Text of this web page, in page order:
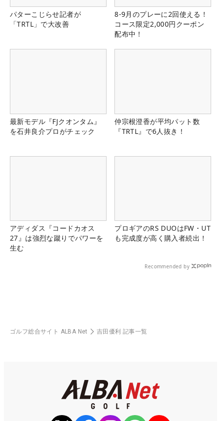
パターこじらせ記者が
「TRTL」で大改善
8-9月のプレーに2回使える！
コース限定2,000円クーポン
配布中！
最新モデル『FJクオンタム』
を石井良介プロがチェック
仲宗根澄香が平均パット数
『TRTL』で6人抜き！
アディダス『コードカオス
27』は強烈な蹴りでパワーを
生む
プロギアのRS DUOはFW・UT
も完成度が高く購入者続出！
Recommended by
ゴルフ総合サイト ALBA Net 吉田優利 記事一覧